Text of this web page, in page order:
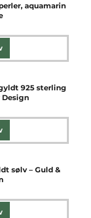
aquamarin
925 sterling
Design
sølv – Guld &